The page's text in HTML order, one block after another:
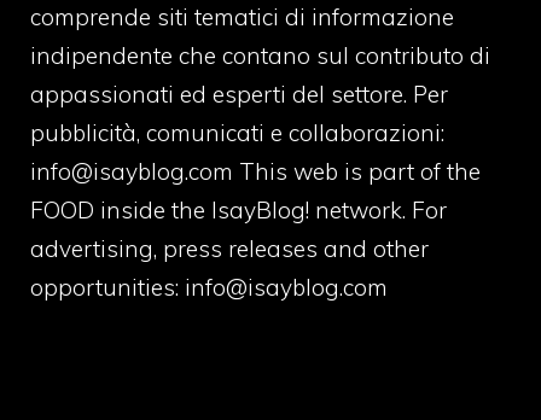
comprende siti tematici di informazione
indipendente che contano sul contributo di
appassionati ed esperti del settore. Per
pubblicità, comunicati e collaborazioni:
info@isayblog.com This web is part of the
FOOD inside the IsayBlog! network. For
advertising, press releases and other
opportunities: info@isayblog.com